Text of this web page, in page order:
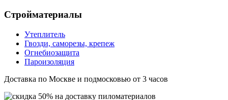
Стройматериалы
Утеплитель
Гвозди, саморезы, крепеж
Огнебиозащита
Пароизоляция
Доставка по Москве и подмосковью от 3 часов